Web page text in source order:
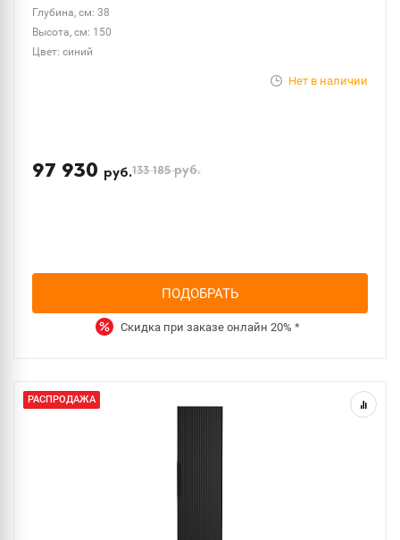
Глубина, см: 38
Высота, см: 150
Цвет: синий
Нет в наличии
97 930 руб.133 185руб.
ПОДОБРАТЬ
Скидка при заказе онлайн 20% *
РАСПРОДАЖА